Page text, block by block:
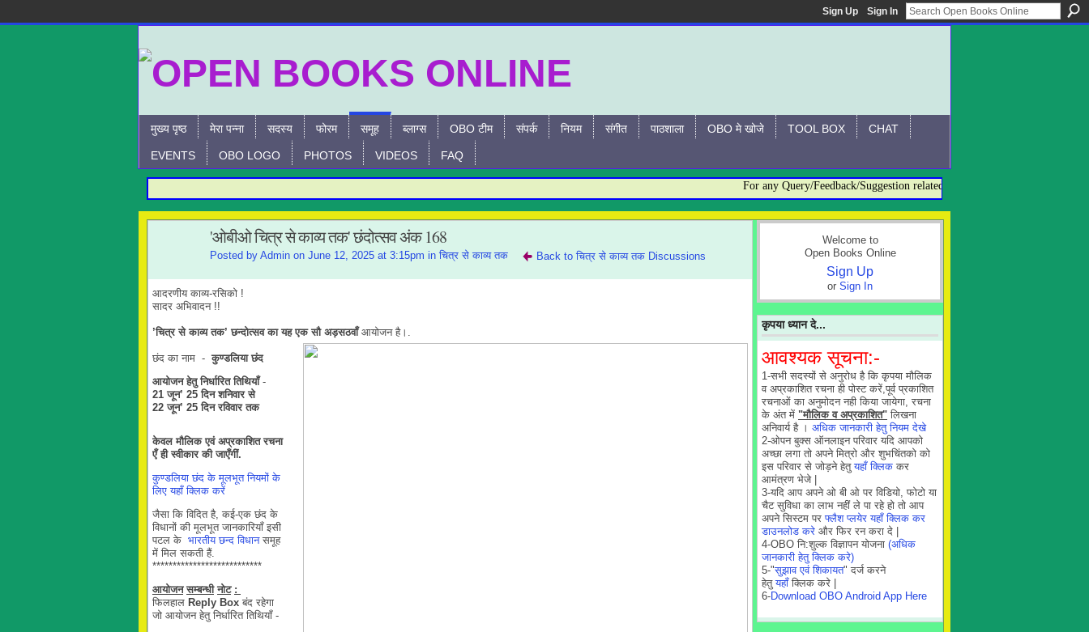
Sign Up Sign In
मुख्य पृष्ठ मेरा पन्ना सदस्य फोरम समूह ब्लाग्स OBO टीम संपर्क नियम संगीत पाठशाला OBO मे खोजे TOOL BOX CHAT
EVENTS OBO LOGO PHOTOS VIDEOS FAQ
For any Query/Feedback/Suggestion related to OBO, please contact:-
'ओबीओ चित्र से काव्य तक' छंदोत्सव अंक 168
Posted by Admin on June 12, 2025 at 3:15pm in चित्र से काव्य तक Back to चित्र से काव्य तक Discussions
आदरणीय काव्य-रसिको !
सादर अभिवादन !!
’चित्र से काव्य तक’ छन्दोत्सवका यह एकसौ अड़सठवाँ आयोजन है।.
छंद का नाम - कुण्डलिया छंद
आयोजन हेतु निर्धारित तिथियाँ-
21 जून’ 25 दिन शनिवार से
22 जून’ 25 दिन रविवार तक
केवल मौलिक एवं अप्रकाशित रचना
एँ ही स्वीकार की जाएँगीं.
कुण्डलिया छंद के मूलभूत नियमों के
लिए यहाँ क्लिक करें
जैसा कि विदित है, कई-एक छंद के
विधानों की मूलभूत जानकारियाँ इसी
पटल के भारतीय छन्द विधानसमूह
में मिल सकती हैं.
***************************
आयोजन सम्बन्धी नोट :
फिलहाल Reply Box बंद रहेगा
जो आयोजन हेतु निर्धारित तिथियाँ -
Welcome to
Open Books Online
Sign Up
or Sign In
कृपया ध्यान दे...
आवश्यक सूचना:-
1-सभी सदस्यों से अनुरोध है कि कृपया मौलिक
व अप्रकाशित रचना ही पोस्ट करें,पूर्व प्रकाशित
रचनाओं का अनुमोदन नही किया जायेगा, रचना
के अंत में "मौलिक व अप्रकाशित" लिखना
अनिवार्य है । अधिक जानकारी हेतु नियम देखे
2-ओपन बुक्स ऑनलाइन परिवार यदि आपको
अच्छा लगा तो अपने मित्रो और शुभचिंतको को
इस परिवार से जोड़ने हेतुयहाँ क्लिक कर
आमंत्रण भेजे |
3-यदि आप अपने ओ बी ओ पर विडियो, फोटो या
चैट सुविधा का लाभ नहीं ले पा रहे हो तो आप
अपने सिस्टम परफ्लैश प्लयेर यहाँ क्लिक कर
डाउनलोड करे और फिर रन करा दे |
4-OBO नि:शुल्क विज्ञापन योजना (अधिक
जानकारी हेतु क्लिक करे)
5-"सुझाव एवं शिकायत" दर्ज करने
हेतुयहाँक्लिक करे |
6-Download OBO Android App Here